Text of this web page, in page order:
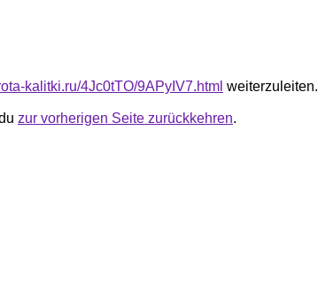
kalitki.ru/4Jc0tTO/9APyIV7.html weiterzuleiten.
zur vorherigen Seite zurückkehren.